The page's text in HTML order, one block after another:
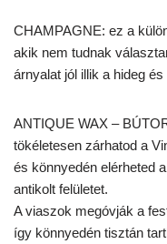
CHAMPAGNE: ez a
akik nem tudnak
árnyalat jól illik a hideg
ANTIQUE WAX –
tökéletesen zárhatod a
és könnyedén elérheted
antikolt felületet.
A viaszok megóvják a
így könnyedén tisztán